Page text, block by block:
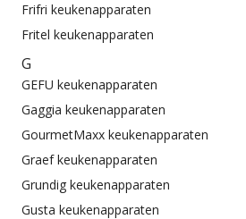
Frifri keukenapparaten
Fritel keukenapparaten
G
GEFU keukenapparaten
Gaggia keukenapparaten
GourmetMaxx keukenapparaten
Graef keukenapparaten
Grundig keukenapparaten
Gusta keukenapparaten